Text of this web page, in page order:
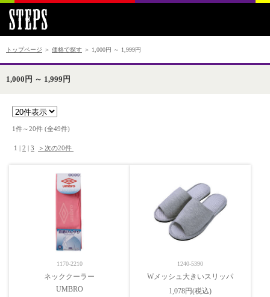
トップページ ＞ 価格で探す ＞ 1,000円 ～ 1,999円
1,000円 ～ 1,999円
1件～20件 (全49件)
1 | 2 | 3 ＞次の20件
1170-2210
ネッククーラー
UMBRO
1240-5390
Wメッシュ大きいスリッパ
1,078円(税込)